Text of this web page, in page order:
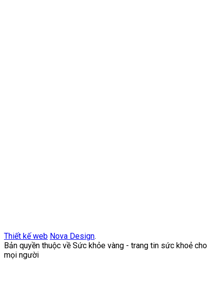
Thiết kế web Nova Design.
Bản quyền thuộc về Sức khỏe vàng - trang tin sức khoẻ cho
mọi người